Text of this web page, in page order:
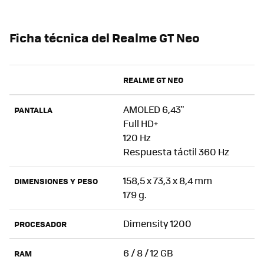
Ficha técnica del Realme GT Neo
REALME GT NEO
PANTALLA
AMOLED 6,43"
Full HD+
120 Hz
Respuesta táctil 360 Hz
DIMENSIONES Y PESO
158,5 x 73,3 x 8,4 mm
179 g.
PROCESADOR Dimensity 1200
RAM 6 / 8 / 12 GB